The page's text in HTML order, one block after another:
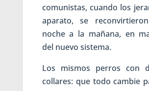
comunistas, cuando los
aparato, se
noche a la mañana, en
del nuevo sistema.
Los mismos perros con
collares: que todo cambie